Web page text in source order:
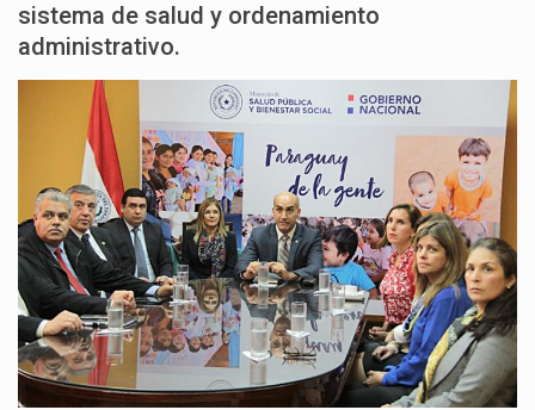
sistema de salud y ordenamiento
administrativo.